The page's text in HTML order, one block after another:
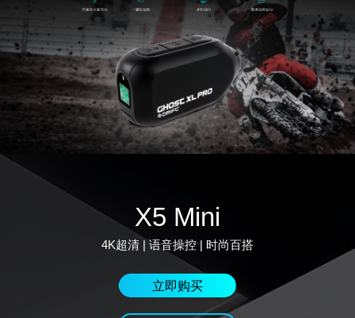
X5 Mini
4K超清 | 语音操控 | 时尚百搭
立即购买